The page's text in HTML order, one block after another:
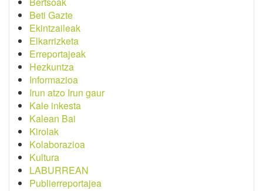
Beti Gazte
Ekintzaileak
Elkarrizketa
Erreportajeak
Hezkuntza
Informazioa
Irun atzo Irun gaur
Kale inkesta
Kalean Bai
Kirolak
Kolaborazioa
Kultura
LABURREAN
Publierreportajea